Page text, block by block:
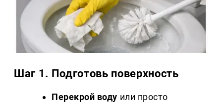
Шаг 1. Подготовь поверхность
Перекрой воду или просто